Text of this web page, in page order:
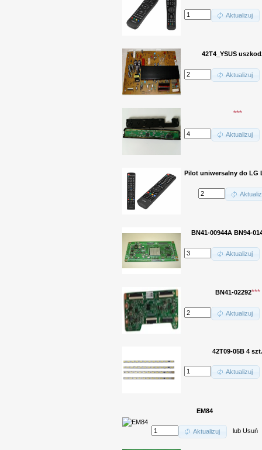
Aktualizuj
42T4_YSUS
Aktualizuj
***
Aktualizuj
Pilot uniwersalny do LG
BN41-00944A BN94-
Aktualizuj
BN41-02292***
Aktualizuj
42T09-05B 4 szt.
Aktualizuj
EM84
Aktualizuj lub Usuń